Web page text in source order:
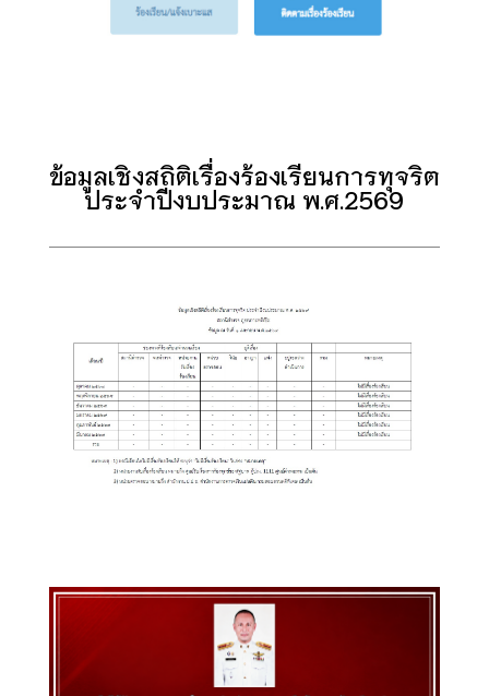
ข้อมูลเชิงสถิติเรื่องร้องเรียนการทุจริต
ประจำปีงบประมาณ พ.ศ.2569